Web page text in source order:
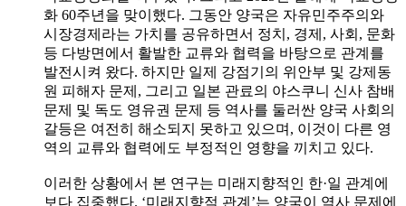
화 60주년을 맞이했다. 그동안 양국은 자유민주주의와
시장경제라는 가치를 공유하면서 정치, 경제, 사회, 문화
등 다방면에서 활발한 교류와 협력을 바탕으로 관계를
발전시켜 왔다. 하지만 일제 강점기의 위안부 및 강제동
원 피해자 문제, 그리고 일본 관료의 야스쿠니 신사 참배
문제 및 독도 영유권 문제 등 역사를 둘러싼 양국 사회의
갈등은 여전히 해소되지 못하고 있으며, 이것이 다른 영
역의 교류와 협력에도 부정적인 영향을 끼치고 있다.
이러한 상황에서 본 연구는 미래지향적인 한·일 관계에
보다 집중했다. ‘미래지향적 관계’는 양국이 역사 문제에